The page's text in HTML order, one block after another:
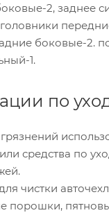
2, заднее
боковые-2.
1.
по
средства по
чистки
порошки,